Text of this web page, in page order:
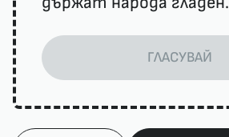
ГЛАСУВАЙ